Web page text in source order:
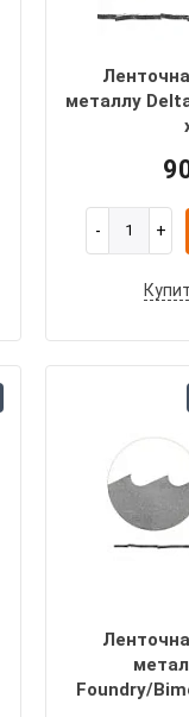
металлу
Foundry/